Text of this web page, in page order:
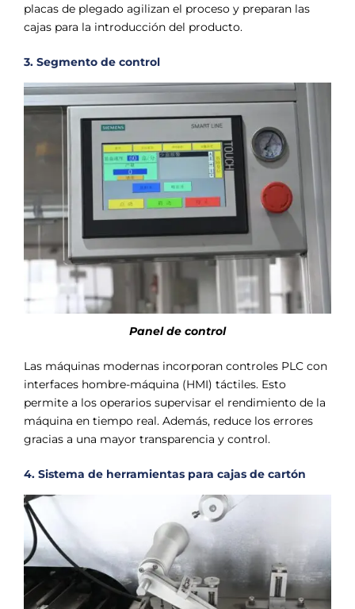
placas de plegado agilizan el proceso y preparan las
cajas para la introducción del producto.
3. Segmento de control
Panel de control
Las máquinas modernas incorporan controles PLC con
interfaces hombre-máquina (HMI) táctiles. Esto
permite a los operarios supervisar el rendimiento de la
máquina en tiempo real. Además, reduce los errores
gracias a una mayor transparencia y control.
4. Sistema de herramientas para cajas de cartón